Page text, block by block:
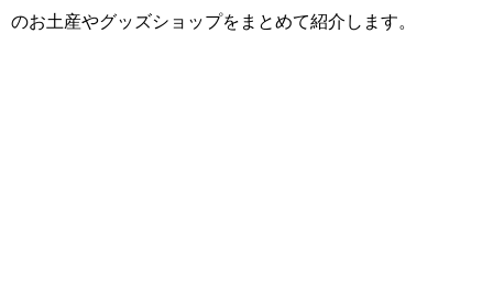
のお土産やグッズショップをまとめて紹介します。